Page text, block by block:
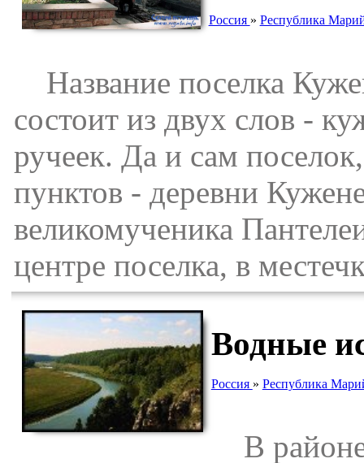
Россия » Республика
Название поселка
состоит из двух слов -
ручеек. Да и сам
пунктов - деревни
великомученика
центре поселка, в
Водные
Россия » Республика
В районе